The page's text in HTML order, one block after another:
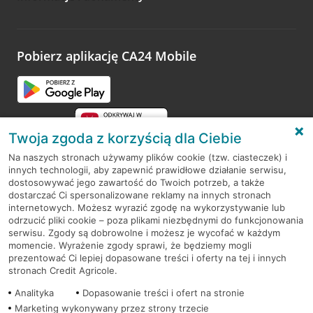
opinie.
Pobierz aplikację CA24 Mobile
RODO
Regulamin serwisu
Mapa serwisu
PolitykaCookies
Twoja zgoda z korzyścią dla Ciebie
Na naszych stronach używamy plików cookie (tzw. ciasteczek) i
innych technologii, aby zapewnić prawidłowe działanie serwisu,
dostosowywać jego zawartość do Twoich potrzeb, a także
dostarczać Ci spersonalizowane reklamy na innych stronach
internetowych. Możesz wyrazić zgodę na wykorzystywanie lub
odrzucić pliki cookie – poza plikami niezbędnymi do funkcjonowania
serwisu. Zgody są dobrowolne i możesz je wycofać w każdym
momencie. Wyrażenie zgody sprawi, że będziemy mogli
prezentować Ci lepiej dopasowane treści i oferty na tej i innych
stronach Credit Agricole.
Analityka
Dopasowanie treści i ofert na stronie
Marketing wykonywany przez strony trzecie